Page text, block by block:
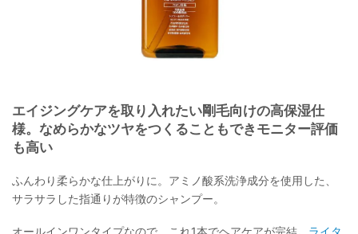
エイジングケアを取り入れたい剛毛向けの高保湿仕
様。なめらかなツヤをつくることもできモニター評価
も高い
ふんわり柔らかな仕上がりに。アミノ酸系洗浄成分を使用した、
サラサラした指通りが特徴のシャンプー。
オールインワンタイプなので、これ1本でヘアケアが完結。 ライタ